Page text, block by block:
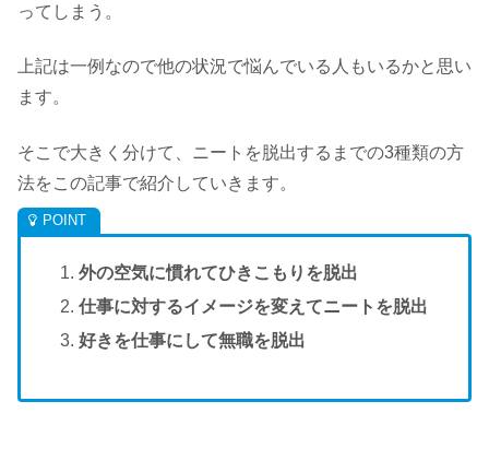
ってしまう。
上記は一例なので他の状況で悩んでいる人もいるかと思い
ます。
そこで大きく分けて、ニートを脱出するまでの3種類の方
法をこの記事で紹介していきます。
外の空気に慣れてひきこもりを脱出
仕事に対するイメージを変えてニートを脱出
好きを仕事にして無職を脱出